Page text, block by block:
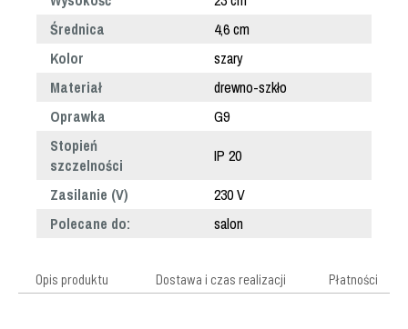
Średnica
4,6 cm
Kolor
szary
Materiał
drewno-szkło
Oprawka
G9
Stopień
szczelności
IP 20
Zasilanie (V)
230 V
Polecane do:
salon
Opis produktu Dostawa i czas realizacji Płatności